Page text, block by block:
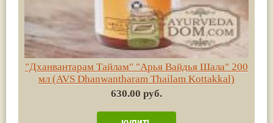
"Дханвантарам Тайлам" "Арья Вайдья Шала" 200
мл (AVS Dhanwantharam Thailam Kottakkal)
630.00 руб.